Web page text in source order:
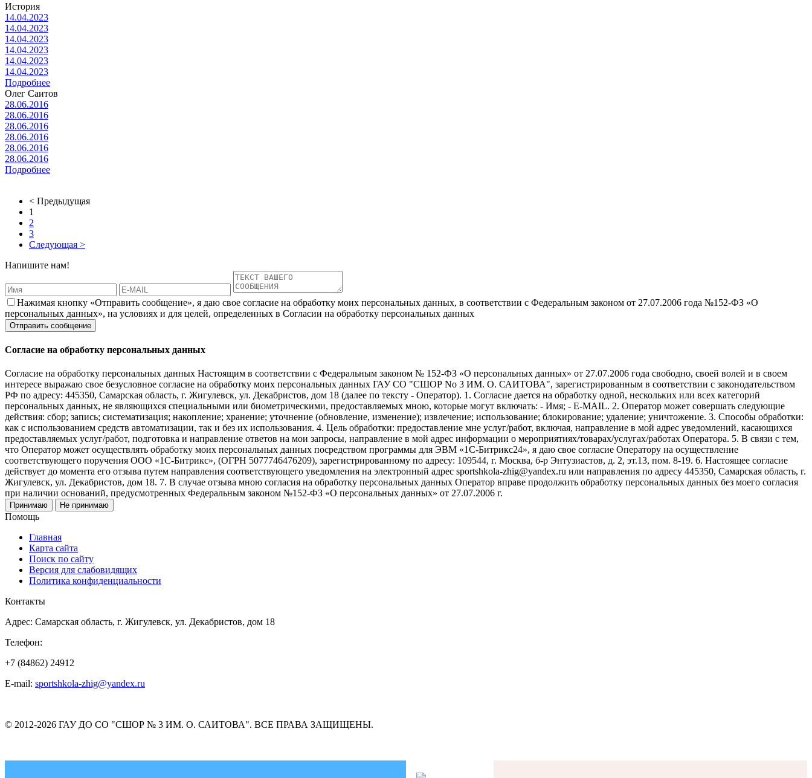
История
14.04.2023
14.04.2023
14.04.2023
14.04.2023
14.04.2023
14.04.2023
Подробнее
Олег Саитов
28.06.2016
28.06.2016
28.06.2016
28.06.2016
28.06.2016
28.06.2016
Подробнее
< Предыдущая
1
2
3
Следующая >
Напишите нам!
Нажимая кнопку «Отправить сообщение», я даю свое согласие на обработку моих персональных данных, в соответствии с Федеральным законом от 27.07.2006 года №152-ФЗ «О
персональных данных», на условиях и для целей, определенных в Согласии на обработку персональных данных
Согласие на обработку персональных данных
Согласие на обработку персональных данных Настоящим в соответствии с Федеральным законом № 152-ФЗ «О персональных данных» от 27.07.2006 года свободно, своей волей и в своем
интересе выражаю свое безусловное согласие на обработку моих персональных данных ГАУ СО "СШОР No 3 ИМ. О. САИТОВА", зарегистрированным в соответствии с законодательством
РФ по адресу: 445350, Самарская область, г. Жигулевск, ул. Декабристов, дом 18 (далее по тексту - Оператор). 1. Согласие дается на обработку одной, нескольких или всех категорий
персональных данных, не являющихся специальными или биометрическими, предоставляемых мною, которые могут включать: - Имя; - E-MAIL. 2. Оператор может совершать следующие
действия: сбор; запись; систематизация; накопление; хранение; уточнение (обновление, изменение); извлечение; использование; блокирование; удаление; уничтожение. 3. Способы обработки:
как с использованием средств автоматизации, так и без их использования. 4. Цель обработки: предоставление мне услуг/работ, включая, направление в мой адрес уведомлений, касающихся
предоставляемых услуг/работ, подготовка и направление ответов на мои запросы, направление в мой адрес информации о мероприятиях/товарах/услугах/работах Оператора. 5. В связи с тем,
что Оператор может осуществлять обработку моих персональных данных посредством программы для ЭВМ «1С-Битрикс24», я даю свое согласие Оператору на осуществление
соответствующего поручения ООО «1С-Битрикс», (ОГРН 5077746476209), зарегистрированному по адресу: 109544, г. Москва, б-р Энтузиастов, д. 2, эт.13, пом. 8-19. 6. Настоящее согласие
действует до момента его отзыва путем направления соответствующего уведомления на электронный адрес sportshkola-zhig@yandex.ru или направления по адресу 445350, Самарская область, г.
Жигулевск, ул. Декабристов, дом 18. 7. В случае отзыва мною согласия на обработку персональных данных Оператор вправе продолжить обработку персональных данных без моего согласия
при наличии оснований, предусмотренных Федеральным законом №152-ФЗ «О персональных данных» от 27.07.2006 г.
Принимаю Не принимаю
Помощь
Главная
Карта сайта
Поиск по сайту
Версия для слабовидящих
Политика конфиденциальности
Контакты
Адрес: Самарская область, г. Жигулевск, ул. Декабристов, дом 18
Телефон:
+7 (84862) 24912
E-mail: sportshkola-zhig@yandex.ru
© 2012-2026 ГАУ ДО СО "СШОР № 3 ИМ. О. САИТОВА". ВСЕ ПРАВА ЗАЩИЩЕНЫ.